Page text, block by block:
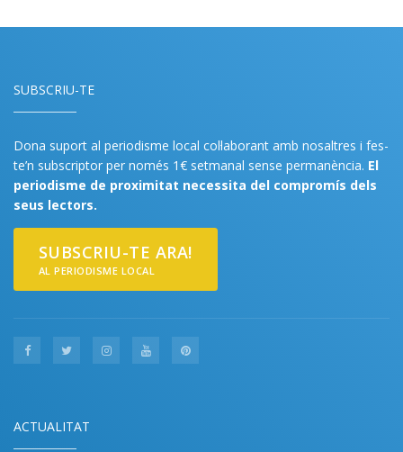
SUBSCRIU-TE
Dona suport al periodisme local col·laborant amb nosaltres i fes-
te’n subscriptor per només 1€ setmanal sense permanència. El
periodisme de proximitat necessita del compromís dels
seus lectors.
SUBSCRIU-TE ARA!
AL PERIODISME LOCAL
ACTUALITAT